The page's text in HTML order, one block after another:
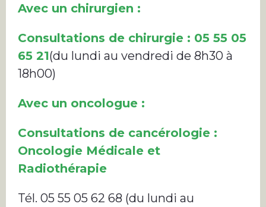
Avec un chirurgien :
Consultations de chirurgie : 05 55 05
65 21(du lundi au vendredi de 8h30 à
18h00)
Avec un oncologue :
Consultations de cancérologie :
Oncologie Médicale et
Radiothérapie
Tél. 05 55 05 62 68 (du lundi au